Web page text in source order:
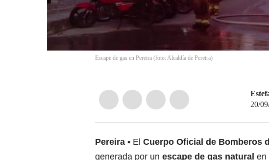
Escape de gas en Pereira (foto: Alcaldía de Pereira)
20/
Pereira El Cuerpo Oficial de Bomberos
generada por un escape de gas natural en